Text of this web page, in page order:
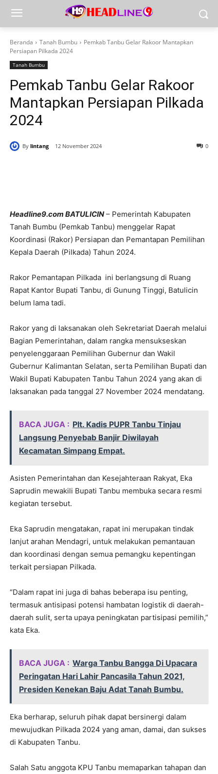
Beranda Tanah Bumbu
Pemkab Tanbu Gelar Rakoor Mantapkan
Persiapan Pilkada 2024
Tanah Bumbu
Pemkab Tanbu Gelar Rakoor
Mantapkan Persiapan Pilkada
2024
By lintang 12 November 2024 0
Headline9.com BATULICIN – Pemerintah Kabupaten
Tanah Bumbu (Pemkab Tanbu) menggelar Rapat
Koordinasi (Rakor) Persiapan dan Pemantapan Pemilihan
Kepala Daerah (Pilkada) Tahun 2024.
Rakor Pemantapan Pilkada ini berlangsung di Ruang
Rapat Kantor Bupati Tanbu, di Gunung Tinggi, Batulicin
belum lama tadi.
Rakor yang di laksanakan oleh Sekretariat Daerah melalui
Bagian Pemerintahan, dalam rangka mensukseskan
penyelenggaraan Pemilihan Gubernur dan Wakil
Gubernur Kalimantan Selatan, serta Pemilihan Bupati dan
Wakil Bupati Kabupaten Tanbu Tahun 2024 yang akan di
laksanakan pada tanggal 27 November 2024 mendatang.
BACA JUGA : Plt. Kadis PUPR Tanbu Tinjau
Langsung Penyebab Banjir Diwilayah
Kecamatan Simpang Empat.
Asisten Pemerintahan dan Kesejahteraan Rakyat, Eka
Saprudin mewakili Bupati Tanbu membuka secara resmi
kegiatan tersebut.
Eka Saprudin mengatakan, rapat ini merupakan tindak
lanjut arahan Mendagri, untuk melakukan pemantauan
dan koordinasi dengan semua pemangku kepentingan
terkait persiapan Pilkada.
“Dalam rapat ini juga di bahas beberapa isu penting,
termasuk antisipasi potensi hambatan logistik di daerah-
daerah sulit, serta upaya peningkatan partisipasi pemilih,”
kata Eka.
BACA JUGA : Warga Tanbu Bangga Di Upacara
Peringatan Hari Lahir Pancasila Tahun 2021,
Presiden Kenekan Baju Adat Tanah Bumbu.
Eka berharap, seluruh pihak dapat bersinergi dalam
mewujudkan Pilkada 2024 yang aman, damai, dan sukses
di Kabupaten Tanbu.
Salah Satu anggota KPU Tanbu memaparkan tahapan dan